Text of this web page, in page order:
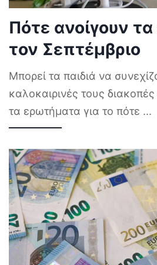
Πότε ανοίγουν
τον Σεπτέμβριο
Μπορεί τα παιδιά να
καλοκαιρινές τους
τα ερωτήματα για το πότε ...